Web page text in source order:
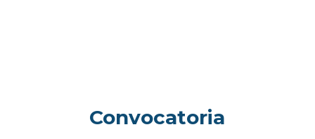
Convocatoria